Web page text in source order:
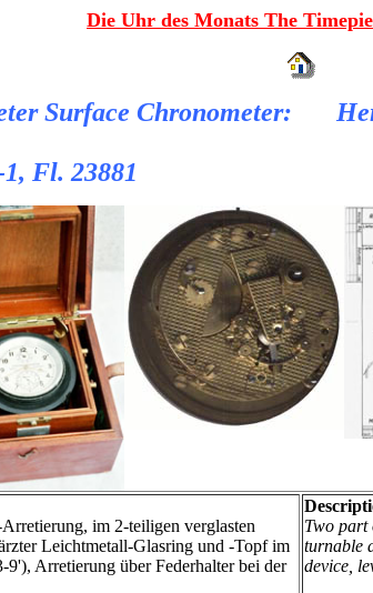
Die Uhr des Monats The
Surface Chronometer:
Fl. 23881
im 2-teiligen verglasten
Leichtmetall-Glasring und -Topf im
Arretierung über Federhalter bei der
Two part
turnable
device,